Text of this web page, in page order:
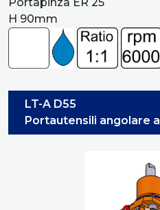
Portapinza ER 25
H 90mm
LT-A D55
Portautensili angolare